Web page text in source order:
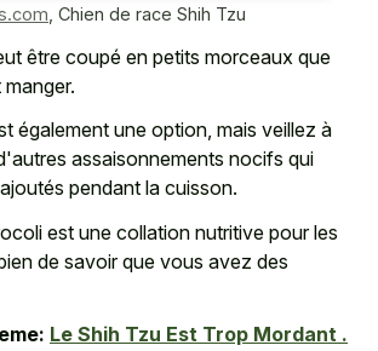
Chien de race Shih Tzu
être coupé en petits morceaux que
également une option, mais veillez à
assaisonnements nocifs qui
pendant la cuisson.
est une collation nutritive pour les
de savoir que vous avez des
Le Shih Tzu Est Trop Mordant .